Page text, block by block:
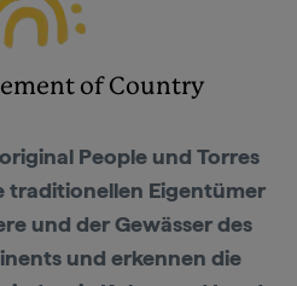
of Country
People und Torres
traditionellen Eigentümer
und der Gewässer des
und erkennen die